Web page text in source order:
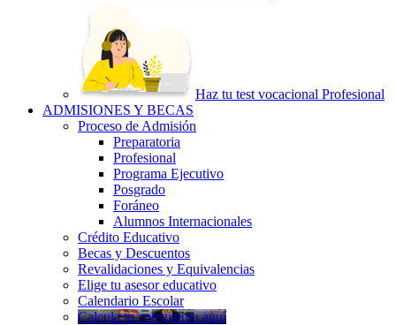
Haz tu test vocacional Profesional
ADMISIONES Y BECAS
Proceso de Admisión
Preparatoria
Profesional
Programa Ejecutivo
Posgrado
Foráneo
Alumnos Internacionales
Crédito Educativo
Becas y Descuentos
Revalidaciones y Equivalencias
Elige tu asesor educativo
Calendario Escolar
Calcula tu colegiatura aquí